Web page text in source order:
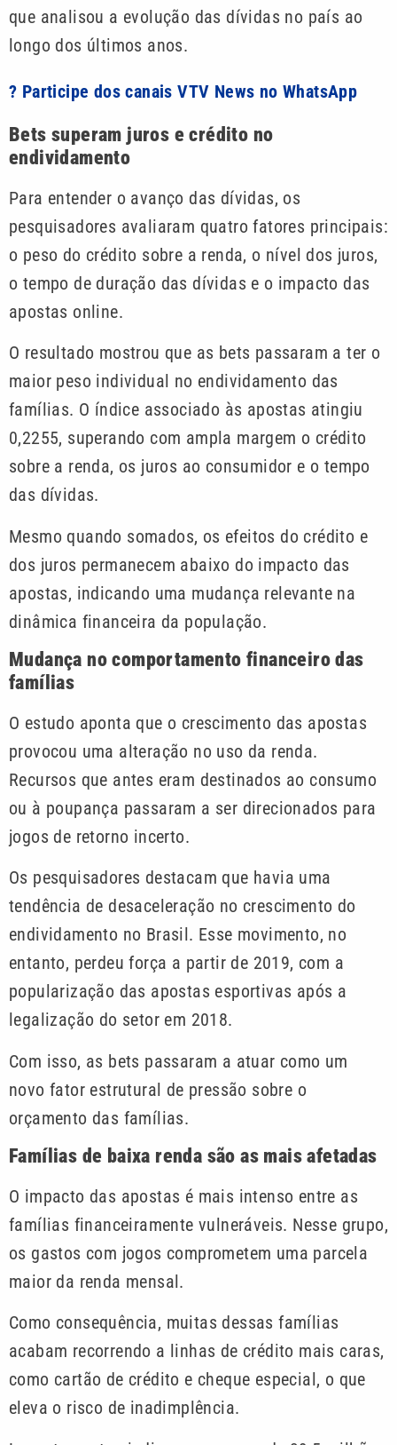
que analisou a evolução das dívidas no país ao
longo dos últimos anos.
? Participe dos canais VTV News no WhatsApp
Bets superam juros e crédito no
endividamento
Para entender o avanço das dívidas, os
pesquisadores avaliaram quatro fatores principais:
o peso do crédito sobre a renda, o nível dos juros,
o tempo de duração das dívidas e o impacto das
apostas online.
O resultado mostrou que as bets passaram a ter o
maior peso individual no endividamento das
famílias. O índice associado às apostas atingiu
0,2255, superando com ampla margem o crédito
sobre a renda, os juros ao consumidor e o tempo
das dívidas.
Mesmo quando somados, os efeitos do crédito e
dos juros permanecem abaixo do impacto das
apostas, indicando uma mudança relevante na
dinâmica financeira da população.
Mudança no comportamento financeiro das
famílias
O estudo aponta que o crescimento das apostas
provocou uma alteração no uso da renda.
Recursos que antes eram destinados ao consumo
ou à poupança passaram a ser direcionados para
jogos de retorno incerto.
Os pesquisadores destacam que havia uma
tendência de desaceleração no crescimento do
endividamento no Brasil. Esse movimento, no
entanto, perdeu força a partir de 2019, com a
popularização das apostas esportivas após a
legalização do setor em 2018.
Com isso, as bets passaram a atuar como um
novo fator estrutural de pressão sobre o
orçamento das famílias.
Famílias de baixa renda são as mais afetadas
O impacto das apostas é mais intenso entre as
famílias financeiramente vulneráveis. Nesse grupo,
os gastos com jogos comprometem uma parcela
maior da renda mensal.
Como consequência, muitas dessas famílias
acabam recorrendo a linhas de crédito mais caras,
como cartão de crédito e cheque especial, o que
eleva o risco de inadimplência.